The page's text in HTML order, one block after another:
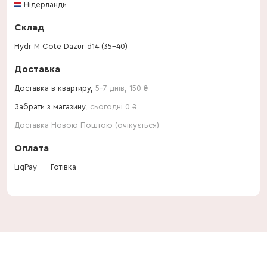
Нідерланди
Склад
Hydr M Cote Dazur d14 (35-40)
Доставка
Доставка в квартиру, 5-7 днів 150 ₴
Забрати з магазину, сьогодні 0 ₴
Доставка Новою Поштою (очікується)
Оплата
LiqPay Готівка